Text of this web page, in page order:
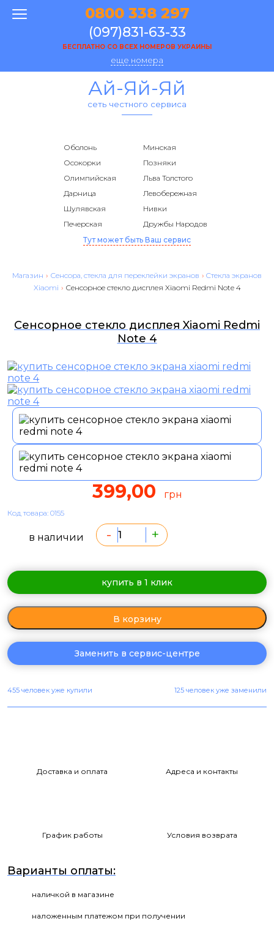
0800 338 297
(097)831-63-33
БЕСПЛАТНО СО ВСЕХ НОМЕРОВ УКРАИНЫ
еще номера
Ай-Яй-Яй
сеть честного сервиса
Оболонь
Минская
Осокорки
Позняки
Олимпийская
Льва Толстого
Дарница
Левобережная
Шулявская
Нивки
Печерская
Дружбы Народов
Тут может быть Ваш сервис
Магазин › Сенсора, стекла для переклейки экранов › Cтекла экранов
Xiaomi › Сенсорное стекло дисплея Xiaomi Redmi Note 4
Сенсорное стекло дисплея Xiaomi Redmi
Note 4
399,00 грн
Код товара: 0155
в наличии - +
купить в 1 клик
В корзину
Заменить в сервис-центре
455 человек уже купили 125 человек уже заменили
Доставка и оплата Адреса и контакты
График работы Условия возврата
Варианты оплаты:
наличкой в магазине
наложенным платежом при получении